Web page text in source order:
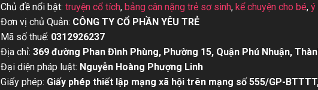
Chủ đề nổi bật: truyện cổ tích, bảng cân nặng trẻ sơ sinh, kể chuyện cho bé, ý
Đơn vị chủ Quản: CÔNG TY CỔ PHẦN YÊU TRẺ
Mã số thuế: 0312926237
Địa chỉ: 369 đường Phan Đình Phùng, Phường 15, Quận Phú Nhuận,
Đại diện pháp luật: Nguyễn Hoàng Phượng Linh
Giấy phép: Giấy phép thiết lập mạng xã hội trên mạng số 555/GP-